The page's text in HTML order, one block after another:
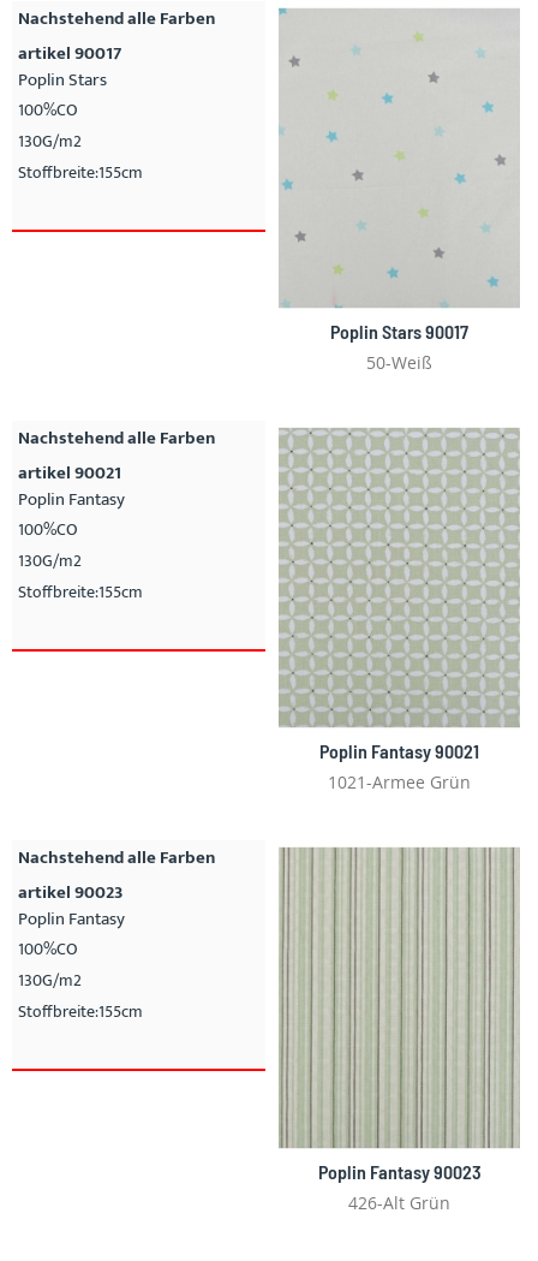
Nachstehend alle Farben
artikel 90017
Poplin Stars
100%CO
130G/m2
Stoffbreite:155cm
Poplin Stars 90017
50-Weiß
Nachstehend alle Farben
artikel 90021
Poplin Fantasy
100%CO
130G/m2
Stoffbreite:155cm
Poplin Fantasy 90021
1021-Armee Grün
Nachstehend alle Farben
artikel 90023
Poplin Fantasy
100%CO
130G/m2
Stoffbreite:155cm
Poplin Fantasy 90023
426-Alt Grün